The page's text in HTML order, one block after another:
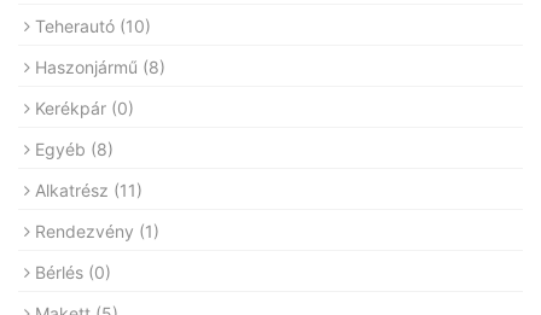
Teherautó (10)
Haszonjármű (8)
Kerékpár (0)
Egyéb (8)
Alkatrész (11)
Rendezvény (1)
Bérlés (0)